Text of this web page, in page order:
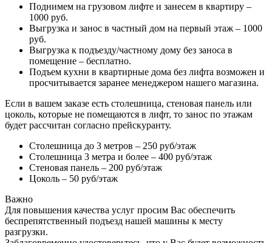
Поднимем на грузовом лифте и занесем в квартиру –
1000 руб.
Выгрузка и занос в частный дом на первый этаж – 1000
руб.
Выгрузка к подъезду/частному дому без заноса в
помещение – бесплатно.
Подъем кухни в квартирные дома без лифта возможен и
просчитывается заранее менеджером нашего магазина.
Если в вашем заказе есть столешница, стеновая панель или
цоколь, которые не помещаются в лифт, то занос по этажам
будет рассчитан согласно прейскуранту.
Столешница до 3 метров – 250 руб/этаж
Столешница 3 метра и более – 400 руб/этаж
Стеновая панель – 200 руб/этаж
Цоколь – 50 руб/этаж
Важно
Для повышения качества услуг просим Вас обеспечить
беспрепятственный подъезд нашей машины к месту
разгрузки.